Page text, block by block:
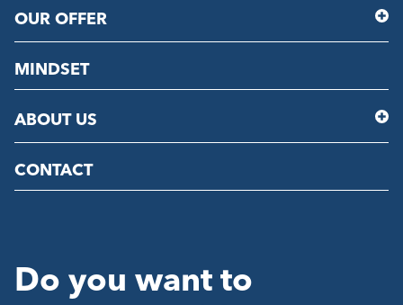
OUR OFFER
MINDSET
ABOUT US
CONTACT
Do you want to